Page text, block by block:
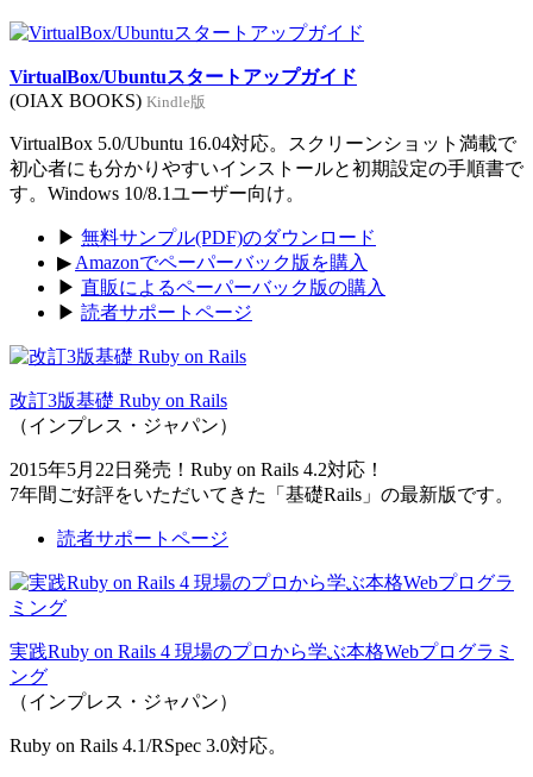
VirtualBox/Ubuntuスタートアップガイド
(OIAX BOOKS) Kindle版
VirtualBox 5.0/Ubuntu 16.04対応。スクリーンショット満載で
初心者にも分かりやすいインストールと初期設定の手順書で
す。Windows 10/8.1ユーザー向け。
▶ 無料サンプル(PDF)のダウンロード
▶ Amazonでペーパーバック版を購入
▶ 直販によるペーパーバック版の購入
▶ 読者サポートページ
改訂3版基礎 Ruby on Rails
（インプレス・ジャパン）
2015年5月22日発売！Ruby on Rails 4.2対応！
7年間ご好評をいただいてきた「基礎Rails」の最新版です。
読者サポートページ
実践Ruby on Rails 4 現場のプロから学ぶ本格Webプログラミ
ング
（インプレス・ジャパン）
Ruby on Rails 4.1/RSpec 3.0対応。